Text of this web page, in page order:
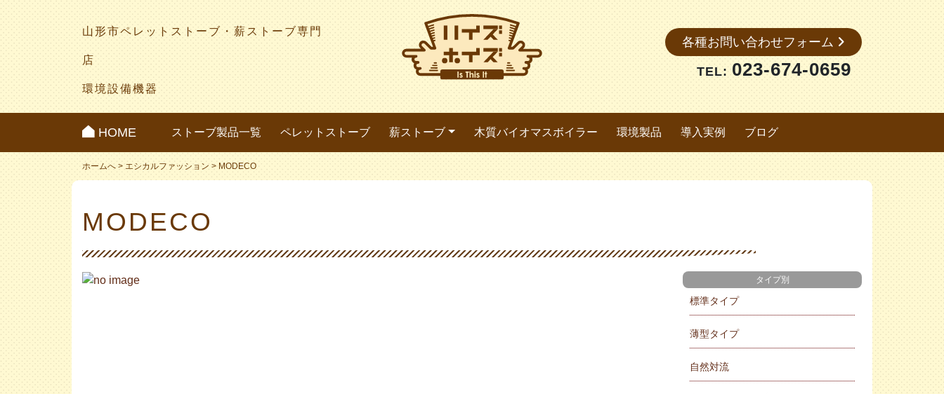
山形市ペレットストーブ・薪ストーブ専門
店
環境設備機器
各種お問い合わせフォーム
TEL:023-674-0659
HOME ストーブ製品一覧 ペレットストーブ 薪ストーブ 木質バイオマスボイラー 環境製品 導入実例 ブログ
ホームへ>エシカルファッション > MODECO
MODECO
タイプ別
標準タイプ
薄型タイプ
自然対流